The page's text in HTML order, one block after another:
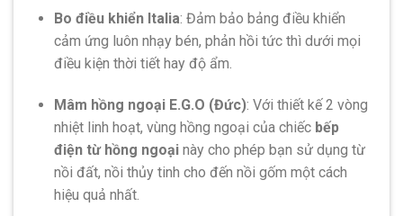
Bo điều khiển Italia: Đảm bảo bảng điều khiển
cảm ứng luôn nhạy bén, phản hồi tức thì dưới mọi
điều kiện thời tiết hay độ ẩm.
Mâm hồng ngoại E.G.O (Đức): Với thiết kế 2 vòng
nhiệt linh hoạt, vùng hồng ngoại của chiếc bếp
điện từ hồng ngoạinày cho phép bạn sử dụng từ
nồi đất, nồi thủy tinh cho đến nồi gốm một cách
hiệu quả nhất.